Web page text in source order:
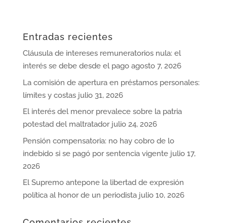
Entradas recientes
Cláusula de intereses remuneratorios nula: el
interés se debe desde el pago agosto 7, 2026
La comisión de apertura en préstamos personales:
límites y costas julio 31, 2026
El interés del menor prevalece sobre la patria
potestad del maltratador julio 24, 2026
Pensión compensatoria: no hay cobro de lo
indebido si se pagó por sentencia vigente julio 17,
2026
El Supremo antepone la libertad de expresión
política al honor de un periodista julio 10, 2026